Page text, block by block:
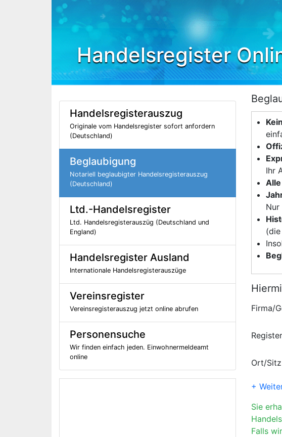
Handelsregister
Handelsregisterauszug
Originale vom Handelsregister sofort anfordern
(Deutschland)
Beglaubigung
Notariell beglaubigter Handelsregisterauszug
(Deutschland)
Ltd.-Handelsregister
Ltd. Handelsregisterauszüg (Deutschland und
England)
Handelsregister Ausland
Internationale Handelsregisterauszüge
Vereinsregister
Vereinsregisterauszug jetzt online abrufen
Personensuche
Wir finden einfach jeden. Einwohnermeldeamt
online
Ihr
Nur
Firma/
Ort/Sitz
+
Sie
Falls